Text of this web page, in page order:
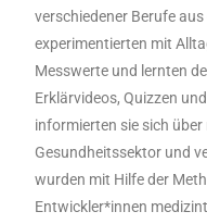
verschiedener Berufe
experimentierten mit
Messwerte und lernten
Erklärvideos, Quizzen
informierten sie sich
Gesundheitssektor und
wurden mit Hilfe der
Entwickler*innen